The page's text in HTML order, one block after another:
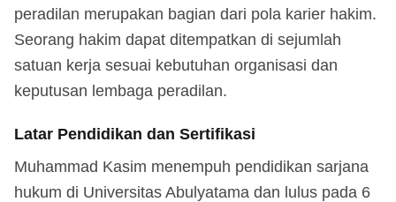
peradilan merupakan bagian dari pola karier hakim.
Seorang hakim dapat ditempatkan di sejumlah
satuan kerja sesuai kebutuhan organisasi dan
keputusan lembaga peradilan.
Latar Pendidikan dan Sertifikasi
Muhammad Kasim menempuh pendidikan sarjana
hukum di Universitas Abulyatama dan lulus pada 6